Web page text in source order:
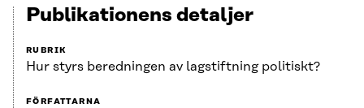
Publikationens detaljer
RUBRIK
Hur styrs beredningen av lagstiftning politiskt?
FÖRFATTARNA